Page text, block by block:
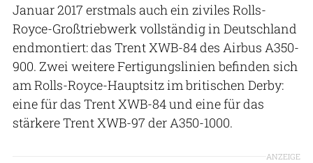
Januar 2017 erstmals auch ein ziviles Rolls-
Royce-Großtriebwerk vollständig in Deutschland
endmontiert: das Trent XWB-84 des Airbus A350-
900. Zwei weitere Fertigungslinien befinden sich
am Rolls-Royce-Hauptsitz im britischen Derby:
eine für das Trent XWB-84 und eine für das
stärkere Trent XWB-97 der A350-1000.
ANZEIGE